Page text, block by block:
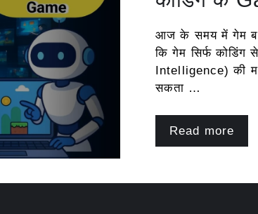
आज के समय में गेम
कि गेम सिर्फ
Intelligence) की
सकता …
Read more